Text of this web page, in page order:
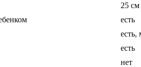
25 см
есть
есть,
есть
нет